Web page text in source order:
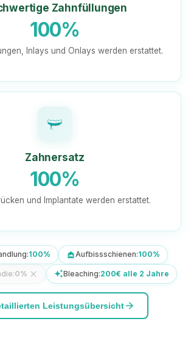
Zahnfüllungen
100%
Inlays und Onlays werden erstattet.
Zahnersatz
100%
und Implantate werden erstattet.
100% night_shelterAufbissschienen:100%
0% close auto_awesomeBleaching:200€ alle 2 Jahre
Leistungsübersichtarrow_forward